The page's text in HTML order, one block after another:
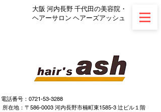
大阪 河内長野 千代田の美容院・
ヘアーサロン ヘアーズアッシュ
電話番号：0721-53-3288
所在地：〒586-0003 河内長野市楠町東1585-3 辻ビル１階